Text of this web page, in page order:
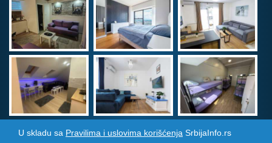
U skladu sa Pravilima i uslovima korišćenja SrbijaInfo.rs